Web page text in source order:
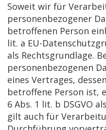
Soweit wir für
personenbezogener
betroffenen Person
lit. a EU-
als Rechtsgrundlage.
personenbezogenen
eines Vertrages,
betroffene Person ist,
6 Abs. 1 lit. b DSGVO
gilt auch für